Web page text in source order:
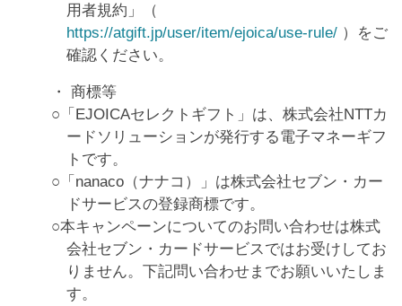
用者規約」（
https://atgift.jp/user/item/ejoica/use-rule/）をご
確認ください。
商標等
「EJOICAセレクトギフト」は、株式会社NTTカ
ードソリューションが発行する電子マネーギフ
トです。
「nanaco（ナナコ）」は株式会社セブン・カー
ドサービスの登録商標です。
本キャンペーンについてのお問い合わせは株式
会社セブン・カードサービスではお受けしてお
りません。下記問い合わせまでお願いいたしま
す。